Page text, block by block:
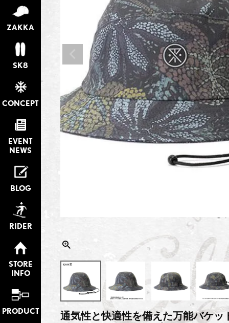
ZAKKA
SK8
CONCEPT
EVENT
NEWS
BLOG
RIDER
STORE
INFO
PRODUCT 通気性と快適性を備えた万能バケッ